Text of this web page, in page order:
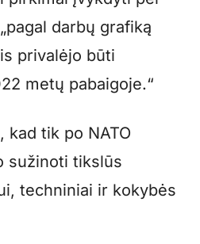
darbų grafiką
privalėjo būti
metų pabaigoje.“
kad tik po NATO
sužinoti tikslūs
techniniai ir kokybės